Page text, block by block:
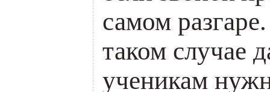
самом
таком случае
ученикам